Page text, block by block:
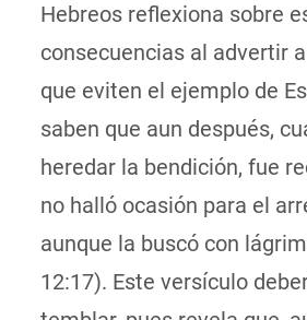
Hebreos reflexiona sobre
consecuencias al advertir
que eviten el ejemplo de
saben que aun después,
heredar la bendición, fue
no halló ocasión para el
aunque la buscó con
12:17). Este versículo